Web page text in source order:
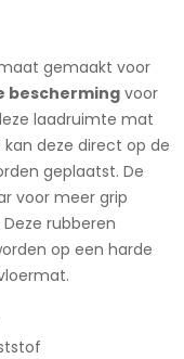
gemaakt voor
beschermingvoor
laadruimte mat
kan deze direct op de
geplaatst. De
voor meer grip
Deze rubberen
op een harde